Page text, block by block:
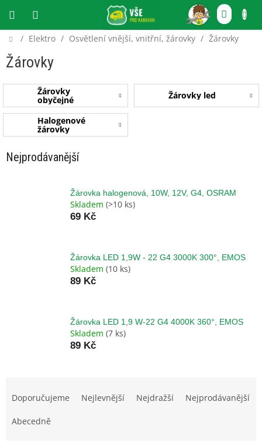
obsah
CZK
Domů
/ Elektro / Osvětlení vnější, vnitřní, žárovky / Žárovky
Žárovky
Žárovky
obyčejné Žárovky led
Halogenové
žárovky
Nejprodávanější
Žárovka halogenová, 10W, 12V, G4, OSRAM
Skladem (>10 ks)
69 Kč
Žárovka LED 1,9W - 22 G4 3000K 300°, EMOS
Skladem (10 ks)
89 Kč
Žárovka LED 1,9 W-22 G4 4000K 360°, EMOS
Skladem (7 ks)
89 Kč
Doporučujeme Nejlevnější Nejdražší Nejprodávanější
Abecedně